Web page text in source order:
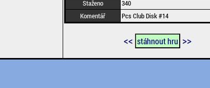
Staženo
340
Komentář
Pcs Club Disk #14
<< stáhnout hru >>